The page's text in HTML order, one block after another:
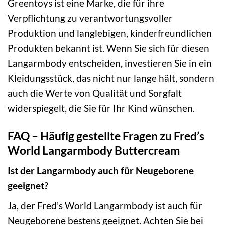
Greentoys ist eine Marke, die für ihre
Verpflichtung zu verantwortungsvoller
Produktion und langlebigen, kinderfreundlichen
Produkten bekannt ist. Wenn Sie sich für diesen
Langarmbody entscheiden, investieren Sie in ein
Kleidungsstück, das nicht nur lange hält, sondern
auch die Werte von Qualität und Sorgfalt
widerspiegelt, die Sie für Ihr Kind wünschen.
FAQ – Häufig gestellte Fragen zu Fred’s
World Langarmbody Buttercream
Ist der Langarmbody auch für Neugeborene
geeignet?
Ja, der Fred’s World Langarmbody ist auch für
Neugeborene bestens geeignet. Achten Sie bei